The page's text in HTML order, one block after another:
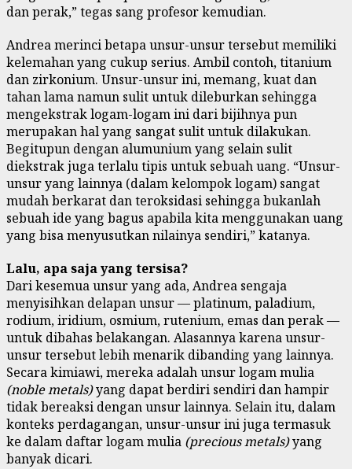
dan perak,” tegas sang profesor kemudian.
Andrea merinci betapa unsur-unsur tersebut memiliki
kelemahan yang cukup serius. Ambil contoh, titanium
dan zirkonium. Unsur-unsur ini, memang, kuat dan
tahan lama namun sulit untuk dileburkan sehingga
mengekstrak logam-logam ini dari bijihnya pun
merupakan hal yang sangat sulit untuk dilakukan.
Begitupun dengan alumunium yang selain sulit
diekstrak juga terlalu tipis untuk sebuah uang. “Unsur-
unsur yang lainnya (dalam kelompok logam) sangat
mudah berkarat dan teroksidasi sehingga bukanlah
sebuah ide yang bagus apabila kita menggunakan uang
yang bisa menyusutkan nilainya sendiri,” katanya.
Lalu, apa saja yang tersisa?
Dari kesemua unsur yang ada, Andrea sengaja
menyisihkan delapan unsur — platinum, paladium,
rodium, iridium, osmium, rutenium, emas dan perak —
untuk dibahas belakangan. Alasannya karena unsur-
unsur tersebut lebih menarik dibanding yang lainnya.
Secara kimiawi, mereka adalah unsur logam mulia
(noble metals)yang dapat berdiri sendiri dan hampir
tidak bereaksi dengan unsur lainnya. Selain itu, dalam
konteks perdagangan, unsur-unsur ini juga termasuk
ke dalam daftar logam mulia (precious metals)yang
banyak dicari.